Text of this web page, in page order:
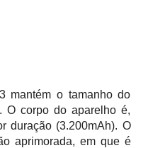
mantém o tamanho do
O corpo do aparelho é,
duração (3.200mAh). O
aprimorada, em que é